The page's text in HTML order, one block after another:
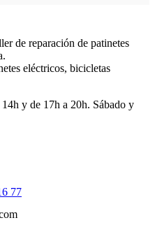
de reparación de patinetes
eléctricos, bicicletas
y de 17h a 20h. Sábado y
77